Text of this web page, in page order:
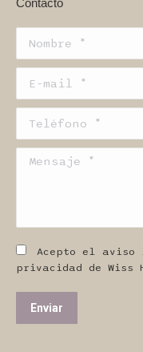
Contacto
Mensaje *
Acepto el
privacidad de Wiss
Enviar